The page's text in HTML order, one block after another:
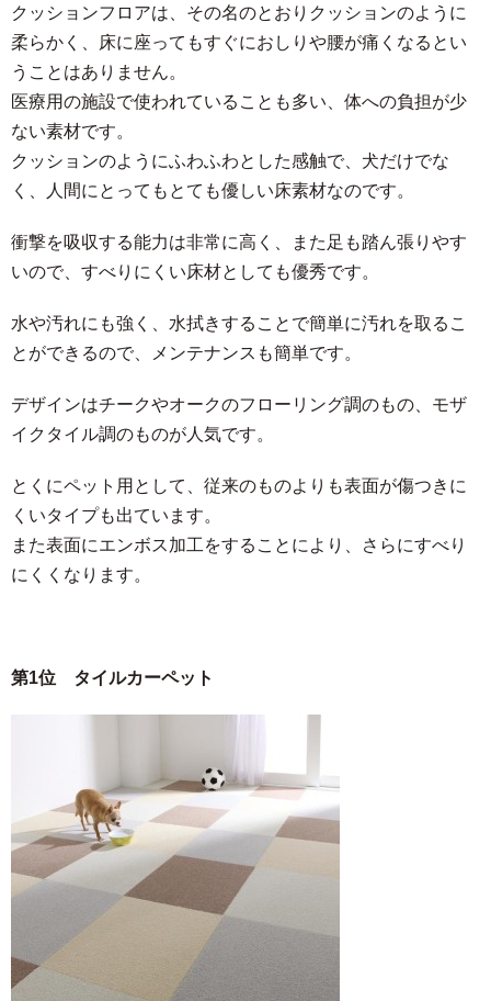
クッションフロアは、その名のとおりクッションのように
柔らかく、床に座ってもすぐにおしりや腰が痛くなるとい
うことはありません。
医療用の施設で使われていることも多い、体への負担が少
ない素材です。
クッションのようにふわふわとした感触で、犬だけでな
く、人間にとってもとても優しい床素材なのです。
衝撃を吸収する能力は非常に高く、また足も踏ん張りやす
いので、すべりにくい床材としても優秀です。
水や汚れにも強く、水拭きすることで簡単に汚れを取るこ
とができるので、メンテナンスも簡単です。
デザインはチークやオークのフローリング調のもの、モザ
イクタイル調のものが人気です。
とくにペット用として、従来のものよりも表面が傷つきに
くいタイプも出ています。
また表面にエンボス加工をすることにより、さらにすべり
にくくなります。
第1位 タイルカーペット